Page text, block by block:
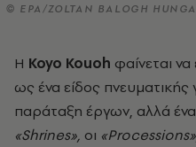
© EPA/ZOLTAN BALOGH
Koyo Kouoh φαίνεται
ως ένα είδος πνευματικής
παράταξη έργων, αλλά
«Shrines», οι